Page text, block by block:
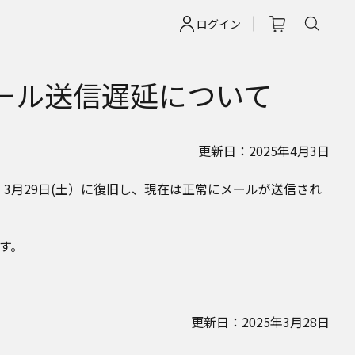
ログイン
ル送信遅延について
更新日：2025年4月3日
月29日(土）に復旧し、現在は正常にメールが送信され
更新日：2025年3月28日